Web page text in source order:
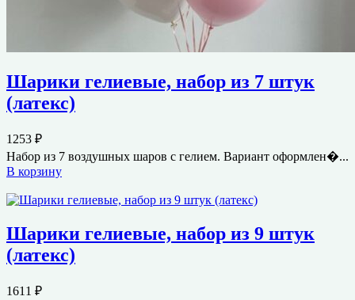
Шарики гелиевые, набор из 7 штук
(латекс)
1253 ₽
Набор из 7 воздушных шаров с гелием. Вариант оформлен�...
В корзину
Шарики гелиевые, набор из 9 штук
(латекс)
1611 ₽